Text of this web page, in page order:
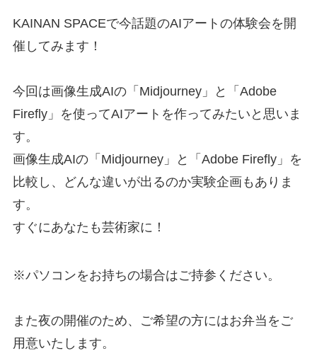
KAINAN SPACEで今話題のAIアートの体験会を開
催してみます！
今回は画像生成AIの「Midjourney」と「Adobe
Firefly」を使ってAIアートを作ってみたいと思いま
す。
画像生成AIの「Midjourney」と「Adobe Firefly」を
比較し、どんな違いが出るのか実験企画もありま
す。
すぐにあなたも芸術家に！
※パソコンをお持ちの場合はご持参ください。
また夜の開催のため、ご希望の方にはお弁当をご
用意いたします。